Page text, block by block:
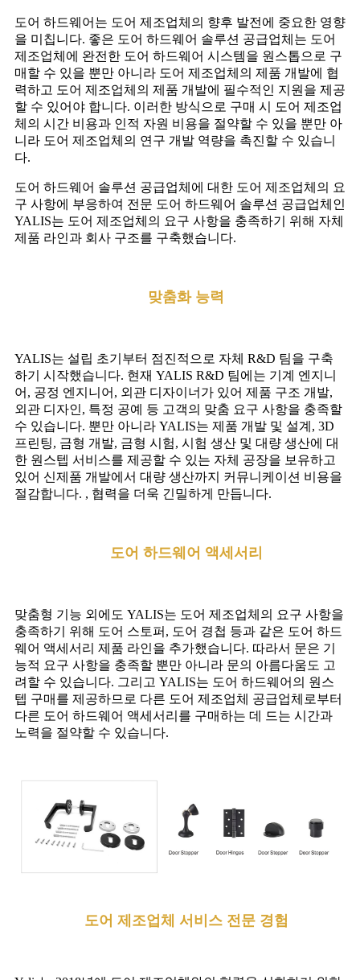
도어 하드웨어는 도어 제조업체의 향후 발전에 중요한 영향
을 미칩니다. 좋은 도어 하드웨어 솔루션 공급업체는 도어
제조업체에 완전한 도어 하드웨어 시스템을 원스톱으로 구
매할 수 있을 뿐만 아니라 도어 제조업체의 제품 개발에 협
력하고 도어 제조업체의 제품 개발에 필수적인 지원을 제공
할 수 있어야 합니다. 이러한 방식으로 구매 시 도어 제조업
체의 시간 비용과 인적 자원 비용을 절약할 수 있을 뿐만 아
니라 도어 제조업체의 연구 개발 역량을 촉진할 수 있습니
다.
도어 하드웨어 솔루션 공급업체에 대한 도어 제조업체의 요
구 사항에 부응하여 전문 도어 하드웨어 솔루션 공급업체인
YALIS는 도어 제조업체의 요구 사항을 충족하기 위해 자체
제품 라인과 회사 구조를 구축했습니다.
맞춤화 능력
YALIS는 설립 초기부터 점진적으로 자체 R&D 팀을 구축
하기 시작했습니다. 현재 YALIS R&D 팀에는 기계 엔지니
어, 공정 엔지니어, 외관 디자이너가 있어 제품 구조 개발,
외관 디자인, 특정 공예 등 고객의 맞춤 요구 사항을 충족할
수 있습니다. 뿐만 아니라 YALIS는 제품 개발 및 설계, 3D
프린팅, 금형 개발, 금형 시험, 시험 생산 및 대량 생산에 대
한 원스텝 서비스를 제공할 수 있는 자체 공장을 보유하고
있어 신제품 개발에서 대량 생산까지 커뮤니케이션 비용을
절감합니다. , 협력을 더욱 긴밀하게 만듭니다.
도어 하드웨어 액세서리
맞춤형 기능 외에도 YALIS는 도어 제조업체의 요구 사항을
충족하기 위해 도어 스토퍼, 도어 경첩 등과 같은 도어 하드
웨어 액세서리 제품 라인을 추가했습니다. 따라서 문은 기
능적 요구 사항을 충족할 뿐만 아니라 문의 아름다움도 고
려할 수 있습니다. 그리고 YALIS는 도어 하드웨어의 원스
텝 구매를 제공하므로 다른 도어 제조업체 공급업체로부터
다른 도어 하드웨어 액세서리를 구매하는 데 드는 시간과
노력을 절약할 수 있습니다.
도어 제조업체 서비스 전문 경험